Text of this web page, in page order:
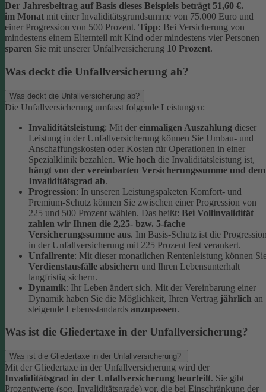
Der Jahresbeitrag auf Basis dieses Beispiels beträgt 51,60 €.
im Monat mit einer Invaliditätsgrundsumme von 75.000 Euro und
einer Progression von 500 Prozent. Tipp: Bei Versicherung von
mindestens einem Elternteil mit Kind oder mindestens vier Personen
sparen Sie mit unserer Unfallversicherung 10 Prozent.
Was deckt die Unfallversicherung ab?
Was deckt die Unfallversicherung ab?
Die Unfallversicherung umfasst folgende Leistungen:
Invaliditätsleistung: Mit der einmaligen Auszahlung dieser
Leistung in der Unfallversicherung können Sie Umbau- und
Anschaffungskosten oder Kosten für Operationen in einer
Spezialklinik bezahlen. Wie hoch die Invaliditätsleistung ist,
hängt von der vereinbarten Versicherungssumme und dem
Invaliditätsgrad ab.
Progression: In unseren Leistungspaketen Komfort- und
Premium-Schutz können Sie zwischen einer Progression von
225 und 500 Prozent wählen. Das heißt: Bei Vollinvalidität
zahlen wir Ihnen die 2,25- bzw. 5-fache
Versicherungssumme aus. Im Basis-Schutz ist die
in der Unfallversicherung mit 225 Prozent fest verankert.
Unfallrente: Mit dieser monatlichen Rentenleistung können
Verdienstausfälle absichern und Ihren Lebensunterhalt
langfristig sichern.
Dynamik: Ihr Leben ändert sich. Mit der Vereinbarung einer
Dynamik haben Sie die Möglichkeit, Ihren Vertrag jährlich an
steigende Lebensstandards anzupassen.
Was ist die Gliedertaxe in der Unfallversicherung?
Was ist die Gliedertaxe in der Unfallversicherung?
Mit der Gliedertaxe in der Unfallversicherung wird der
Invaliditätsgrad in der Unfallversicherung beurteilt. Sie gibt
Prozentwerte (sog. Invaliditätsgrade) vor, die bei Einschränkung der